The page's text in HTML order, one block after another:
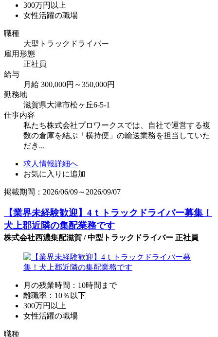
300万円以上
女性活躍の職場
職種
大型トラックドライバー
雇用形態
正社員
給与
月給 300,000円～350,000円
勤務地
滋賀県大津市松ヶ丘6-5-1
仕事内容
私たち株式会社プロワークスでは、自社で運営する複
数の倉庫を結ぶ「横持便」の輸送業務を担当していた
だき...
求人情報詳細へ
お気に入りに追加
掲載期間：2026/06/09～2026/09/07
【業界未経験歓迎】4ｔトラックドライバー募集！
犬上郡近隣の集配業務です
株式会社西濃集配滋賀 / 中型トラックドライバー 正社員
月の残業時間：10時間まで
離職率：10％以下
300万円以上
女性活躍の職場
職種